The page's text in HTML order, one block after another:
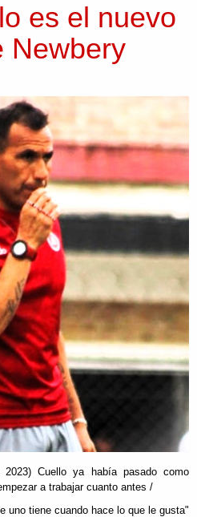
es el nuevo
Newbery
Cuello ya había pasado como
a trabajar cuanto antes /
uno tiene cuando hace lo que le gusta"